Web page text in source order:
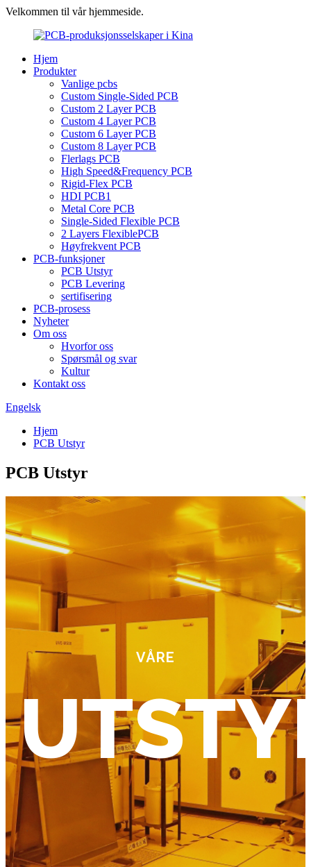
Velkommen til vår hjemmeside.
Hjem
Produkter
Vanlige pcbs
Custom Single-Sided PCB
Custom 2 Layer PCB
Custom 4 Layer PCB
Custom 6 Layer PCB
Custom 8 Layer PCB
Flerlags PCB
High Speed&Frequency PCB
Rigid-Flex PCB
HDI PCB1
Metal Core PCB
Single-Sided Flexible PCB
2 Layers FlexiblePCB
Høyfrekvent PCB
PCB-funksjoner
PCB Utstyr
PCB Levering
sertifisering
PCB-prosess
Nyheter
Om oss
Hvorfor oss
Spørsmål og svar
Kultur
Kontakt oss
Engelsk
Hjem
PCB Utstyr
PCB Utstyr
VÅRE